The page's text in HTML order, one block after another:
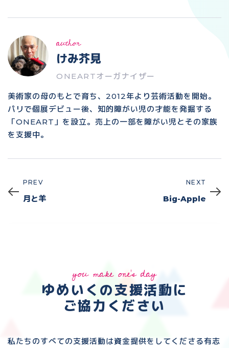
author
けみ芥見
ONEARTオーガナイザー
美術家の母のもとで育ち、2012年より芸術活動を開始。
パリで個展デビュー後、知的障がい児の才能を発掘する
「ONEART」を設立。売上の一部を障がい児とその家族
を支援中。
Prev
PREV
月と羊
NEXT
Big-Apple
you make one's day
ゆめいくの支援活動に
ご協力ください
私たちのすべての支援活動は資金提供をしてくださる有志